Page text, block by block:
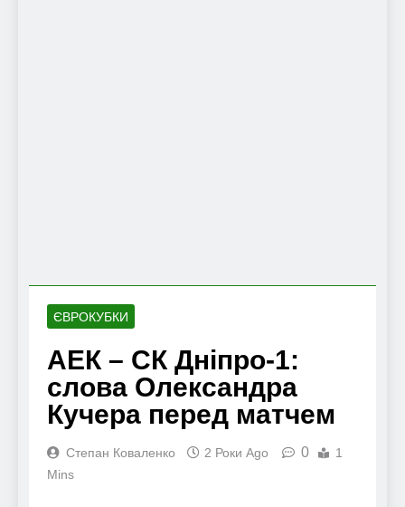
ЄВРОКУБКИ
АЕК – СК Дніпро-1:
слова Олександра
Кучера перед матчем
Степан Коваленко 2 Роки Ago 0
1
Mins